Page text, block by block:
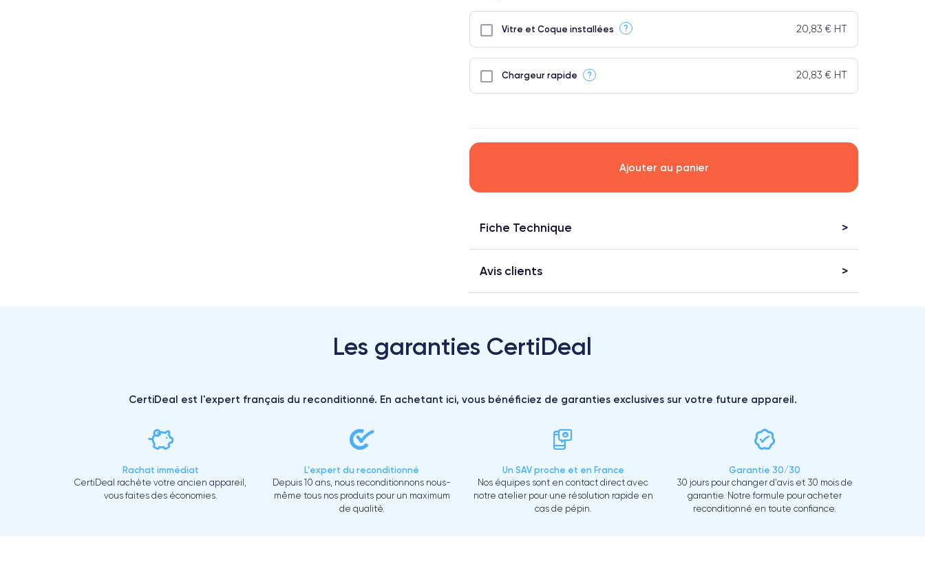
● Batterie : usage intensif.
Vitre et Coque installées ? 20,83 € HT
Chargeur rapide ? 20,83 € HT
Ajouter au panier
Fiche Technique
Avis clients
Les garanties CertiDeal
CertiDeal est l'expert français du reconditionné. En achetant ici, vous bénéficiez de garanties exclusives sur votre future appareil.
Rachat immédiat
CertiDeal rachète votre ancien appareil,
vous faites des économies.
L'expert du reconditionné
Depuis 10 ans, nous reconditionnons nous-
même tous nos produits pour un maximum
de qualité.
Un SAV proche et en France
Nos équipes sont en contact direct avec
notre atelier pour une résolution rapide en
cas de pépin.
Garantie 30/30
30 jours pour changer d'avis et 30 mois de
garantie. Notre formule pour acheter
reconditionné en toute confiance.